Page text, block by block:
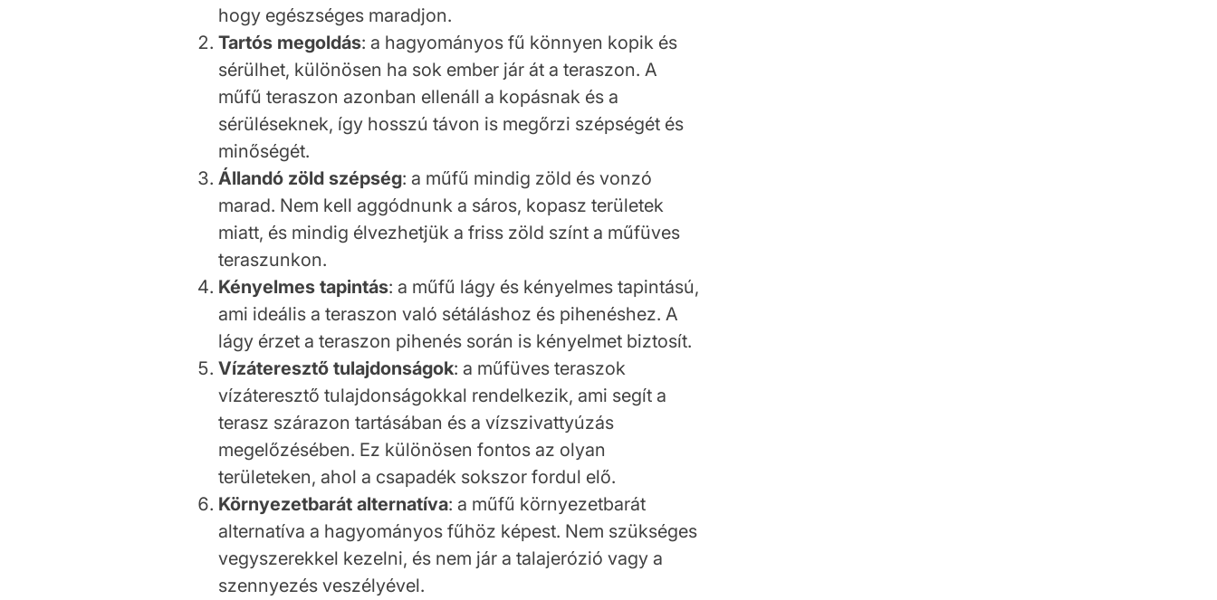
hogy egészséges maradjon.
Tartós megoldás: a hagyományos fű könnyen kopik és
sérülhet, különösen ha sok ember jár át a teraszon. A
műfű teraszon azonban ellenáll a kopásnak és a
sérüléseknek, így hosszú távon is megőrzi szépségét és
minőségét.
Állandó zöld szépség: a műfű mindig zöld és vonzó
marad. Nem kell aggódnunk a sáros, kopasz területek
miatt, és mindig élvezhetjük a friss zöld színt a műfüves
teraszunkon.
Kényelmes tapintás: a műfű lágy és kényelmes tapintású,
ami ideális a teraszon való sétáláshoz és pihenéshez. A
lágy érzet a teraszon pihenés során is kényelmet biztosít.
Vízáteresztő tulajdonságok: a műfüves teraszok
vízáteresztő tulajdonságokkal rendelkezik, ami segít a
terasz szárazon tartásában és a vízszivattyúzás
megelőzésében. Ez különösen fontos az olyan
területeken, ahol a csapadék sokszor fordul elő.
Környezetbarát alternatíva: a műfű környezetbarát
alternatíva a hagyományos fűhöz képest. Nem szükséges
vegyszerekkel kezelni, és nem jár a talajerózió vagy a
szennyezés veszélyével.